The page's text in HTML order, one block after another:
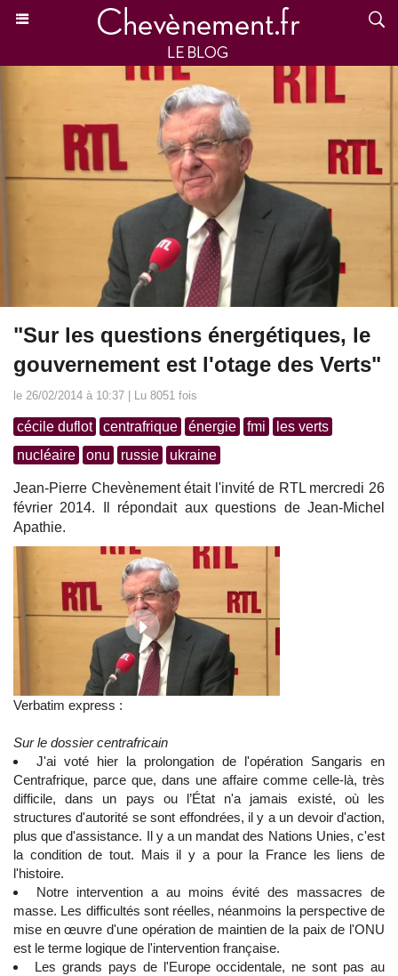
"Sur les questions énergétiques, le
gouvernement est l'otage des Verts"
le 26/02/2014 à 10:37 | Lu 8051 fois
cécile duflot centrafrique énergie fmi
les verts
nucléaire
onu russie ukraine
Jean-Pierre Chevènement était l'invité de RTL mercredi 26
février 2014. Il répondait aux questions de Jean-Michel
Apathie.
Verbatim express :
Sur le dossier centrafricain
J'ai voté hier la prolongation de l'opération Sangaris en
Centrafrique, parce que, dans une affaire comme celle-là, très
difficile, dans un pays ou l’État n'a jamais existé, où les
structures d'autorité se sont effondrées, il y a un devoir d'action,
plus que d'assistance. Il y a un mandat des Nations Unies, c'est
la condition de tout. Mais il y a pour la France les liens de
l'histoire.
Notre intervention a au moins évité des massacres de
masse. Les difficultés sont réelles, néanmoins la perspective de
mise en œuvre d'une opération de maintien de la paix de l'ONU
est le terme logique de l'intervention française.
Les grands pays de l'Europe occidentale, ne sont pas au